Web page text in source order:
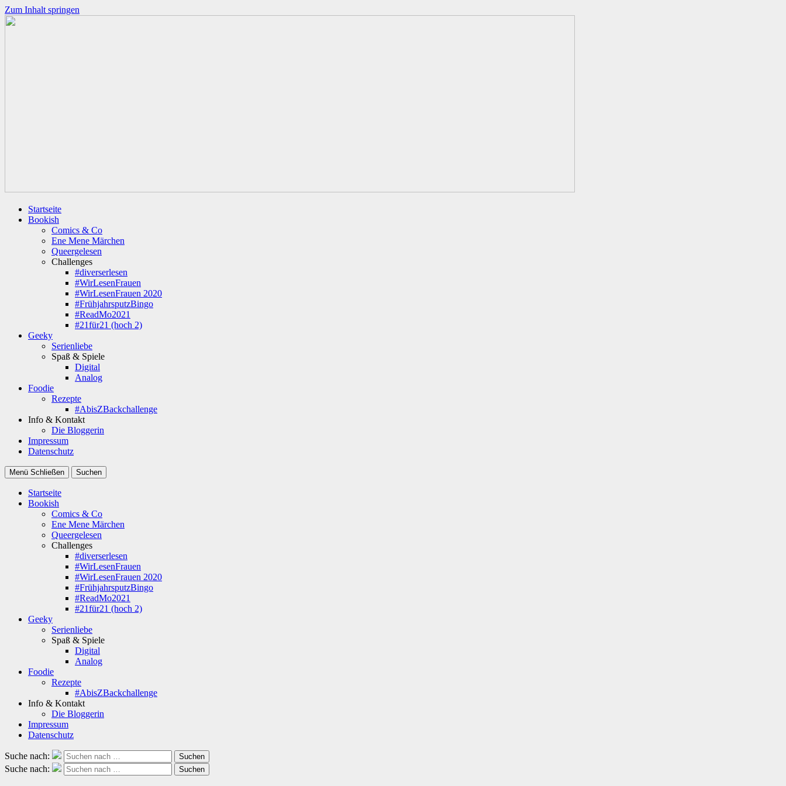
Zum Inhalt springen
Startseite
Bookish
Comics & Co
Ene Mene Märchen
Queergelesen
Challenges
#diverserlesen
#WirLesenFrauen
#WirLesenFrauen 2020
#FrühjahrsputzBingo
#ReadMo2021
#21für21 (hoch 2)
Geeky
Serienliebe
Spaß & Spiele
Digital
Analog
Foodie
Rezepte
#AbisZBackchallenge
Info & Kontakt
Die Bloggerin
Impressum
Datenschutz
Menü Schließen Suchen
Startseite
Bookish
Comics & Co
Ene Mene Märchen
Queergelesen
Challenges
#diverserlesen
#WirLesenFrauen
#WirLesenFrauen 2020
#FrühjahrsputzBingo
#ReadMo2021
#21für21 (hoch 2)
Geeky
Serienliebe
Spaß & Spiele
Digital
Analog
Foodie
Rezepte
#AbisZBackchallenge
Info & Kontakt
Die Bloggerin
Impressum
Datenschutz
Suche nach: Suchen
Suche nach: Suchen